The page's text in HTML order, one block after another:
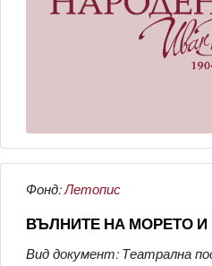
Фонд:Летопис
ВЪЛНИТЕ НА МОРЕТО
Вид документ: Театрална